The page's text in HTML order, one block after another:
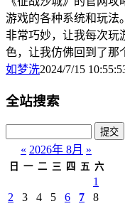
游戏的各种系统和玩法
非常巧妙，让我每次玩
色，让我仿佛回到了那
如梦洗2024/7/15
全站搜索
« 2026年 8月 »
日 一 二 三 四 五 六
1
2
3 4 5 6 7
8